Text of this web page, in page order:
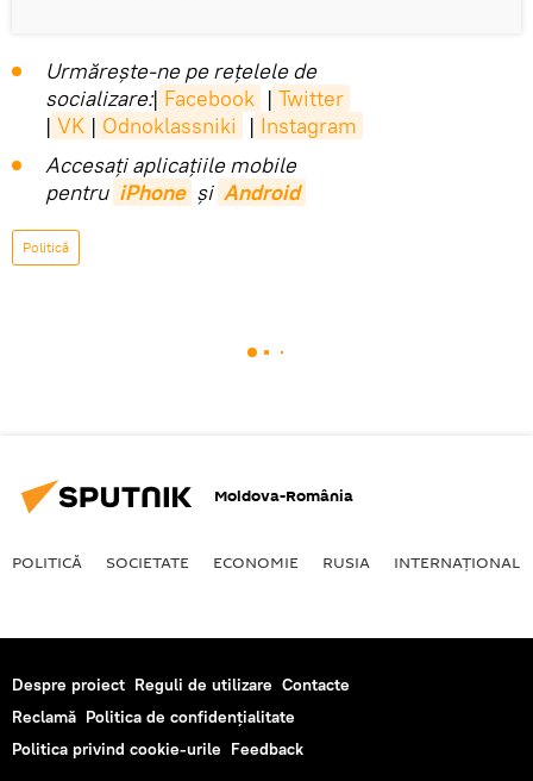
Urmărește-ne pe rețelele de
socializare:| Facebook | Twitter
| VK | Odnoklassniki | Instagram
Accesaţi aplicaţiile mobile
pentru iPhone și Android
Politică
Moldova-România
POLITICĂ SOCIETATE ECONOMIE RUSIA INTERNAŢIONAL
Despre proiect Reguli de utilizare Contacte
Reclamă Politica de confidențialitate
Politica privind cookie-urile Feedback